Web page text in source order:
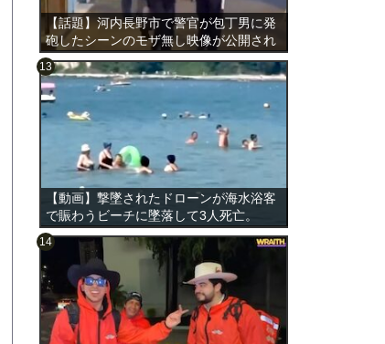
【話題】河内長野市で警官が包丁男に発
砲したシーンのモザ無し映像が公開され
る。
【動画】撃墜されたドローンが海水浴客
で賑わうビーチに墜落して3人死亡。